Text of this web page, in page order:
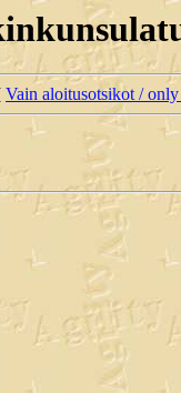
Vain aloitusotsikot /